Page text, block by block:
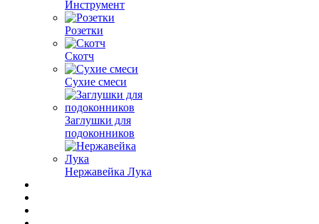
Инструмент
Розетки
Скотч
Сухие смеси
Заглушки для
подоконников
Нержавейка Лука